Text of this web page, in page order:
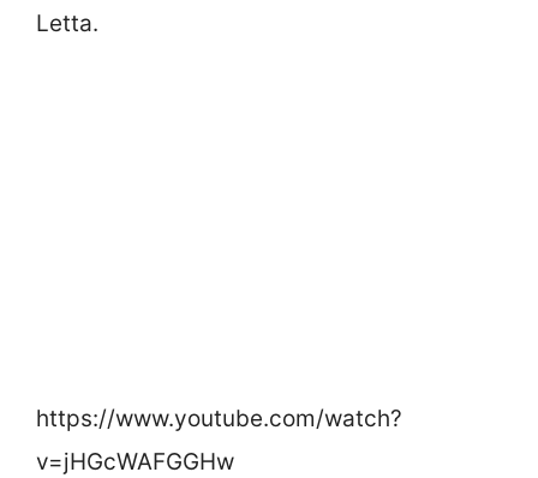
Letta.
https://www.youtube.com/watch?
v=jHGcWAFGGHw